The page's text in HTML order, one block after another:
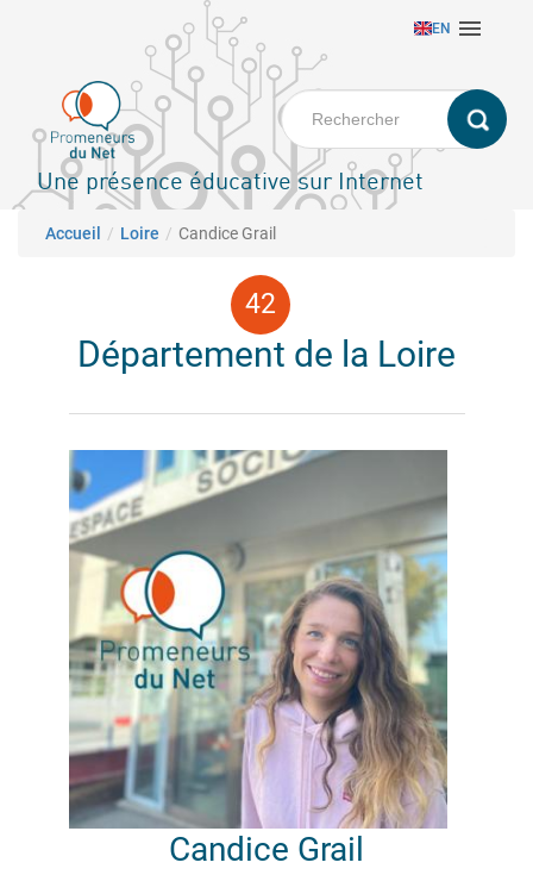
principal
EN 
Une présence éducative sur Internet
Fil d'Ariane
Accueil Loire Candice Grail
Département de la Loire
Candice Grail